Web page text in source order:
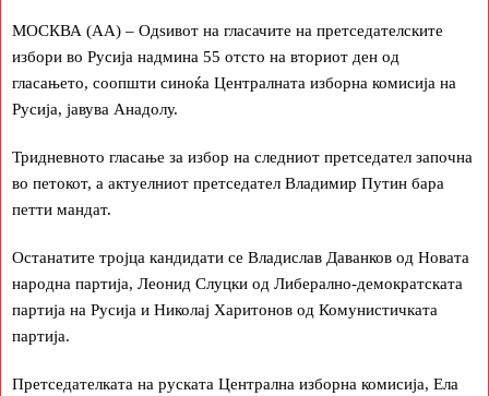
МОСКВА (АА) – Одѕивот на гласачите на претседателските
избори во Русија надмина 55 отсто на вториот ден од
гласањето, соопшти синоќа Централната изборна комисија на
Русија, јавува Анадолу.
Тридневното гласање за избор на следниот претседател започна
во петокот, а актуелниот претседател Владимир Путин бара
петти мандат.
Останатите тројца кандидати се Владислав Даванков од Новата
народна партија, Леонид Слуцки од Либерално-демократската
партија на Русија и Николај Харитонов од Комунистичката
партија.
Претседателката на руската Централна изборна комисија, Ела